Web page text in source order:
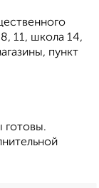
11, школа 14,
пункт
готовы.